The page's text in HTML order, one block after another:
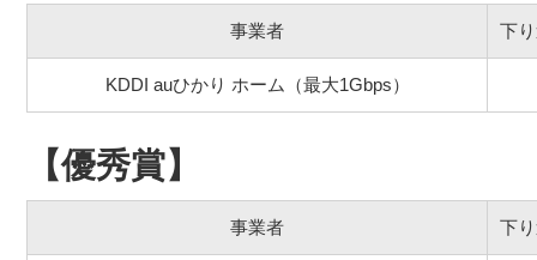
事業者 下
KDDI auひかり ホーム（最大1Gbps）
【優秀賞】
事業者 下